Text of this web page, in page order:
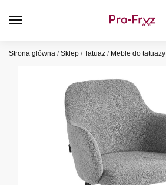
Strona główna /Sklep /Tatuaż / Meble do tatuaży